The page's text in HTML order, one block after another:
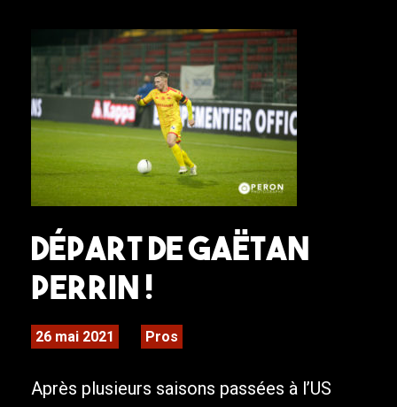
Départ de Gaëtan
PERRIN !
26 mai 2021 Pros
Après plusieurs saisons passées à l’US